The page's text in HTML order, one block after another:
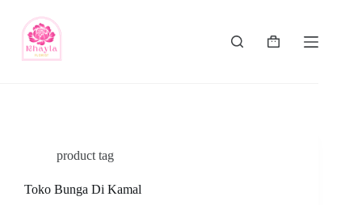
product tag
Toko Bunga Di Kamal